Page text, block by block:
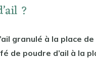
?
granulé à la place
de poudre d’ail à la